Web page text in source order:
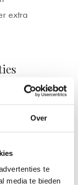
Over
te
media te bieden
extra
en
dat